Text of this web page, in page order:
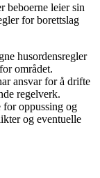
beboerne leier sin
for borettslag
husordensregler
området.
ansvar for å drifte
regelverk.
oppussing og
og eventuelle